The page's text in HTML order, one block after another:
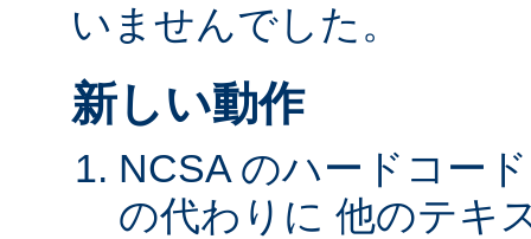
いませんでした。
新しい動作
NCSA のハードコー
の代わりに 他のテキ